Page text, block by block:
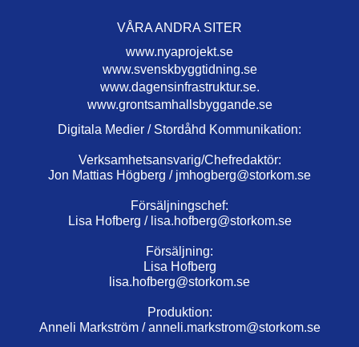
VÅRA ANDRA SITER
www.nyaprojekt.se
www.svenskbyggtidning.se
www.dagensinfrastruktur.se.
www.grontsamhallsbyggande.se
Digitala Medier / Stordåhd Kommunikation:
Verksamhetsansvarig/Chefredaktör:
Jon Mattias Högberg / jmhogberg@storkom.se
Försäljningschef:
Lisa Hofberg / lisa.hofberg@storkom.se
Försäljning:
Lisa Hofberg
lisa.hofberg@storkom.se
Produktion:
Anneli Markström /anneli.markstrom@storkom.se